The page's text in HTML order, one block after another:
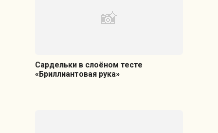
Сардельки в слоёном тесте
«Бриллиантовая рука»